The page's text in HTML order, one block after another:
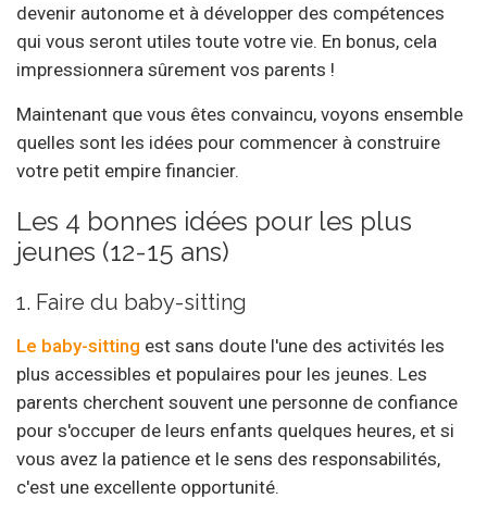
devenir autonome et à développer des compétences
qui vous seront utiles toute votre vie. En bonus, cela
impressionnera sûrement vos parents !
Maintenant que vous êtes convaincu, voyons ensemble
quelles sont les idées pour commencer à construire
votre petit empire financier.
Les 4 bonnes idées pour les plus
jeunes (12-15 ans)
1. Faire du baby-sitting
Le baby-sitting est sans doute l'une des activités les
plus accessibles et populaires pour les jeunes. Les
parents cherchent souvent une personne de confiance
pour s'occuper de leurs enfants quelques heures, et si
vous avez la patience et le sens des responsabilités,
c'est une excellente opportunité.